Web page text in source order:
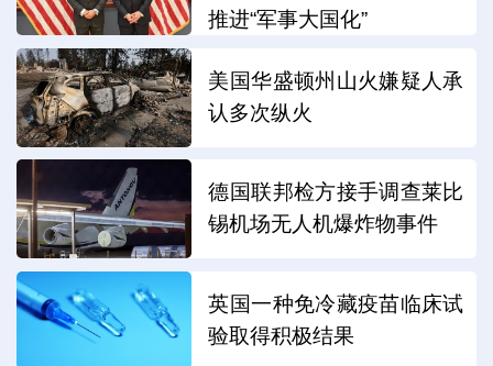
推进“军事大国化”
美国华盛顿州山火嫌疑人承
认多次纵火
德国联邦检方接手调查莱比
锡机场无人机爆炸物事件
英国一种免冷藏疫苗临床试
验取得积极结果